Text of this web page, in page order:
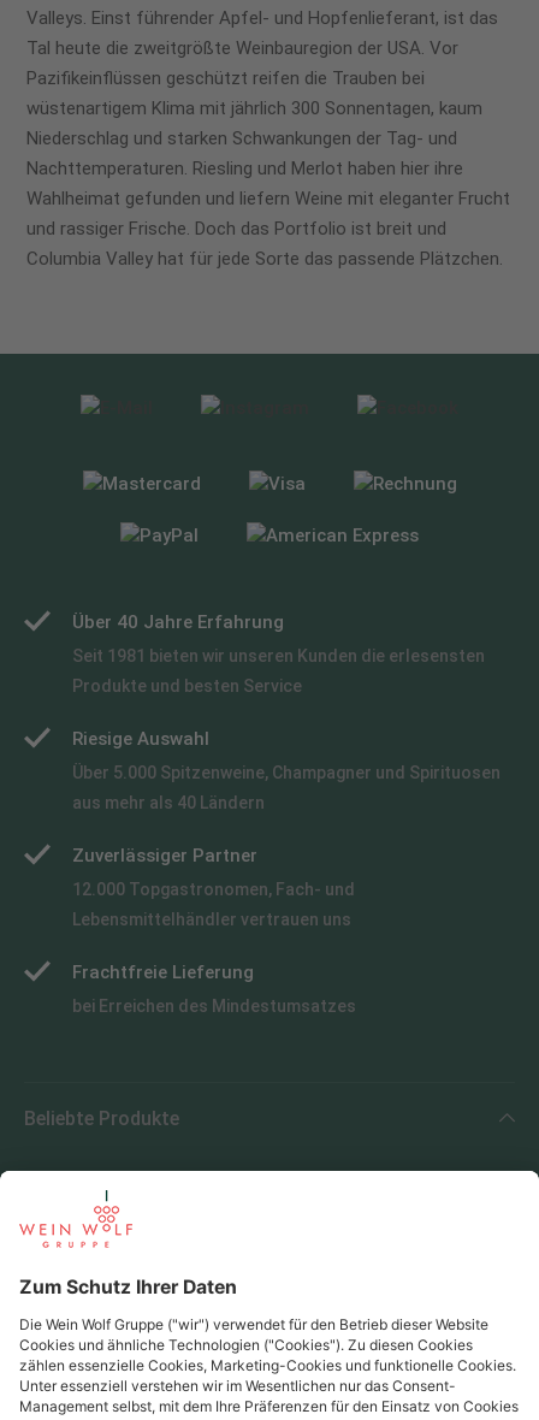
Valleys. Einst führender Apfel- und Hopfenlieferant, ist das
Tal heute die zweitgrößte Weinbauregion der USA. Vor
Pazifikeinflüssen geschützt reifen die Trauben bei
wüstenartigem Klima mit jährlich 300 Sonnentagen, kaum
Niederschlag und starken Schwankungen der Tag- und
Nachttemperaturen. Riesling und Merlot haben hier ihre
Wahlheimat gefunden und liefern Weine mit eleganter Frucht
und rassiger Frische. Doch das Portfolio ist breit und
Columbia Valley hat für jede Sorte das passende Plätzchen.
Über 40 Jahre Erfahrung
Seit 1981 bieten wir unseren Kunden die erlesensten
Produkte und besten Service
Riesige Auswahl
Über 5.000 Spitzenweine, Champagner und Spirituosen
aus mehr als 40 Ländern
Zuverlässiger Partner
12.000 Topgastronomen, Fach- und
Lebensmittelhändler vertrauen uns
Frachtfreie Lieferung
bei Erreichen des Mindestumsatzes
Beliebte Produkte
Beliebte Regionen
Beliebte Produzenten
Wein Wolf